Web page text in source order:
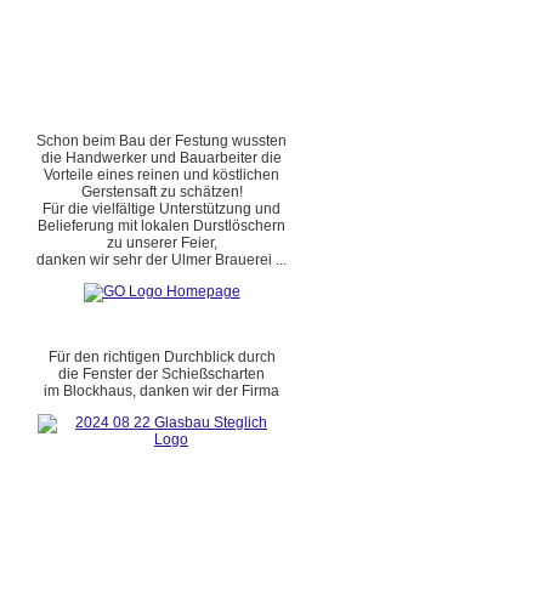
Schon beim Bau der Festung wussten
die Handwerker und Bauarbeiter die
Vorteile eines reinen und köstlichen
Gerstensaft zu schätzen!
Für die vielfältige Unterstützung und
Belieferung mit lokalen Durstlöschern
zu unserer Feier,
danken wir sehr der Ulmer Brauerei ...
Für den richtigen Durchblick durch
die Fenster der Schießscharten
im Blockhaus, danken wir der Firma